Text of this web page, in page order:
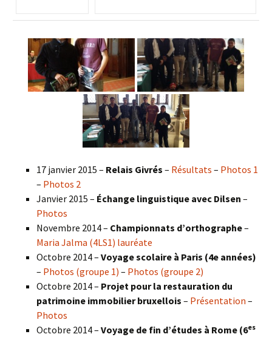
17 janvier 2015 – Relais Givrés – Résultats – Photos 1
– Photos 2
Janvier 2015 – Échange linguistique avec Dilsen –
Photos
Novembre 2014 – Championnats d’orthographe–
Maria Jalma (4LS1) lauréate
Octobre 2014 – Voyage scolaire à Paris (4e années)
– Photos (groupe 1) – Photos (groupe 2)
Octobre 2014 – Projet pour la restauration du
patrimoine immobilier bruxellois – Présentation –
Photos
Octobre 2014 – Voyage de fin d’études à Rome (6es